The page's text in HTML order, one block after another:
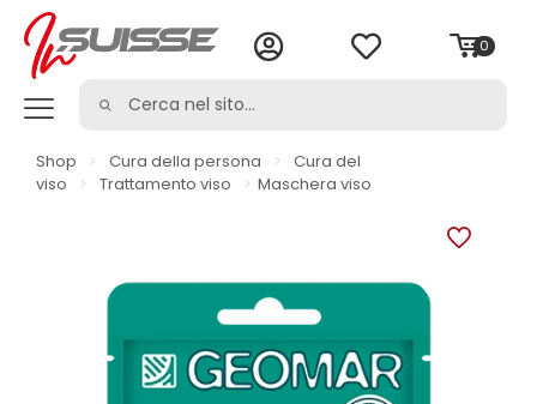
0
Shop > Cura della persona >
Cura del
viso
> Trattamento viso > Maschera viso